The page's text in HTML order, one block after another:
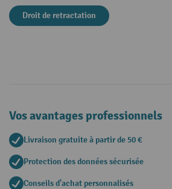
Droit de retractation
Vos avantages professionnels
Livraison gratuite à partir de 50 €
Protection des données sécurisée
Conseils d'achat personnalisés